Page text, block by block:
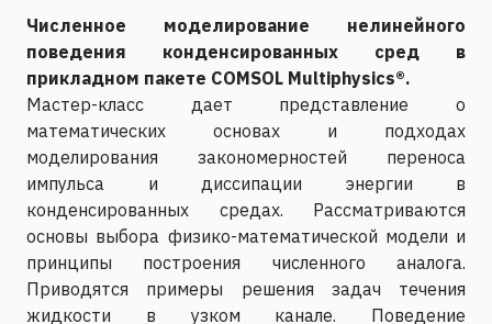
Численное моделирование нелинейного
поведения конденсированных сред в
прикладном пакете COMSOL Multiphysics®.
Мастер-класс дает представление о
математических основах и подходах
моделирования закономерностей переноса
импульса и диссипации энергии в
конденсированных средах. Рассматриваются
основы выбора физико-математической модели и
принципы построения численного аналога.
Приводятся примеры решения задач течения
жидкости в узком канале. Поведение